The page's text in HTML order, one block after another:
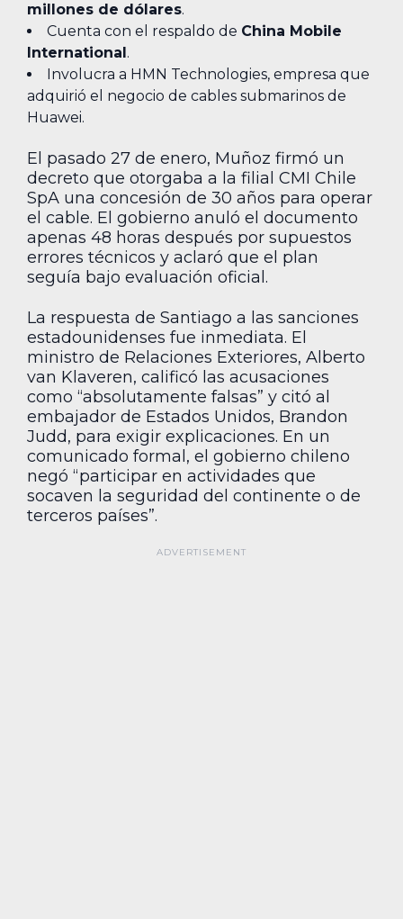
millones de dólares.
Cuenta con el respaldo de China Mobile
International.
Involucra a HMN Technologies, empresa que
adquirió el negocio de cables submarinos de
Huawei.
El pasado 27 de enero, Muñoz firmó un
decreto que otorgaba a la filial CMI Chile
SpA una concesión de 30 años para operar
el cable. El gobierno anuló el documento
apenas 48 horas después por supuestos
errores técnicos y aclaró que el plan
seguía bajo evaluación oficial.
La respuesta de Santiago a las sanciones
estadounidenses fue inmediata. El
ministro de Relaciones Exteriores, Alberto
van Klaveren, calificó las acusaciones
como “absolutamente falsas” y citó al
embajador de Estados Unidos, Brandon
Judd, para exigir explicaciones. En un
comunicado formal, el gobierno chileno
negó “participar en actividades que
socaven la seguridad del continente o de
terceros países”.